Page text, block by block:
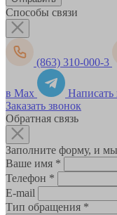
Способы связи
(863) 310-000-3
в Max
Написать
Заказать звонок
Обратная связь
Заполните форму, и
Ваше имя *
Телефон *
E-mail
Тип обращения *